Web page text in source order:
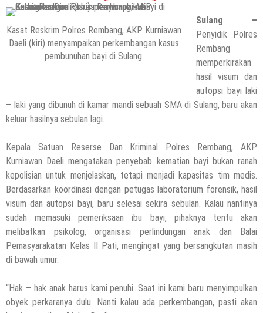
Kasat Reskrim Polres Rembang, AKP Kurniawan
Daeli (kiri) menyampaikan perkembangan kasus
pembunuhan bayi di Sulang.
Sulang –
Penyidik Polres
Rembang
memperkirakan
hasil visum dan
autopsi bayi laki
– laki yang dibunuh di kamar mandi sebuah SMA di Sulang, baru akan
keluar hasilnya sebulan lagi.
Kepala Satuan Reserse Dan Kriminal Polres Rembang, AKP
Kurniawan Daeli mengatakan penyebab kematian bayi bukan ranah
kepolisian untuk menjelaskan, tetapi menjadi kapasitas tim medis.
Berdasarkan koordinasi dengan petugas laboratorium forensik, hasil
visum dan autopsi bayi, baru selesai sekira sebulan. Kalau nantinya
sudah memasuki pemeriksaan ibu bayi, pihaknya tentu akan
melibatkan psikolog, organisasi perlindungan anak dan Balai
Pemasyarakatan Kelas II Pati, mengingat yang bersangkutan masih
di bawah umur.
“Hak – hak anak harus kami penuhi. Saat ini kami baru menyimpulkan
obyek perkaranya dulu. Nanti kalau ada perkembangan, pasti akan